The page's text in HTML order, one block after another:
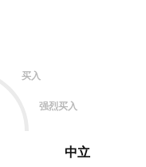
买入
强烈买入
中立